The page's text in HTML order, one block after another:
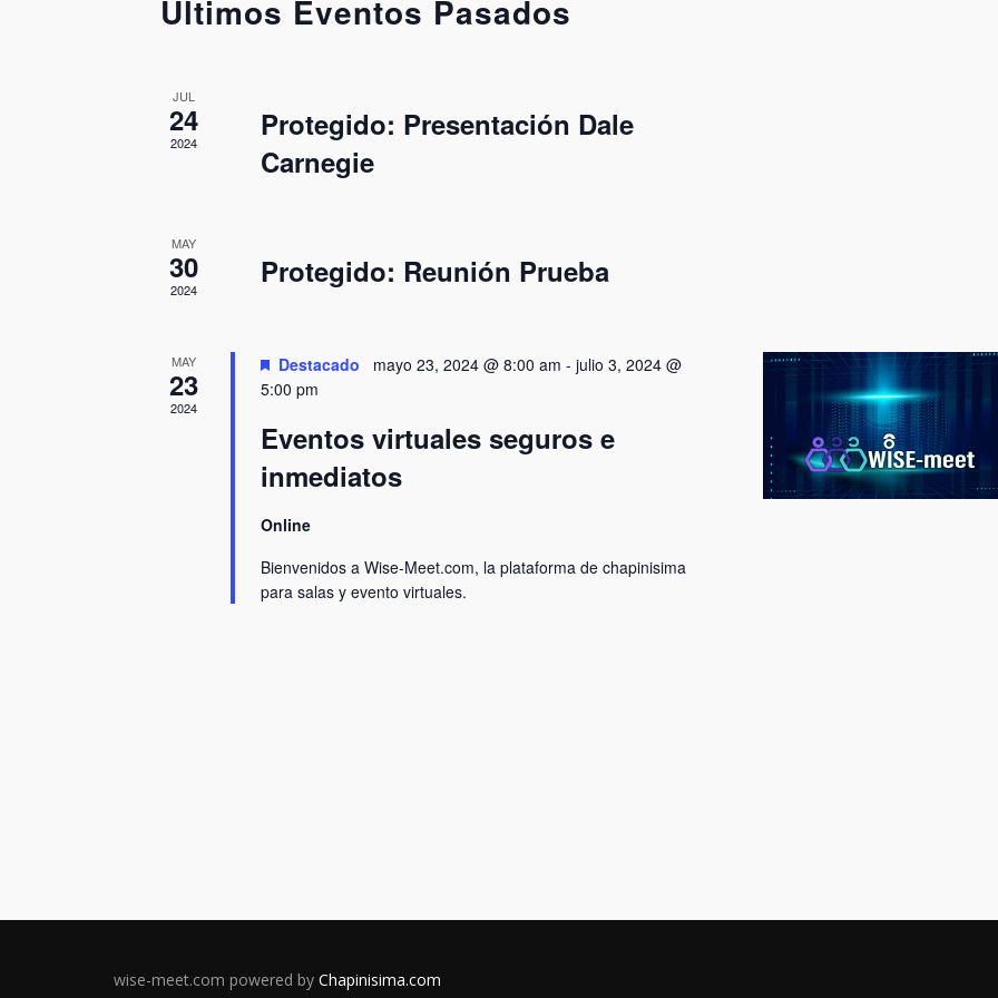
Eventos
clave.
Últimos Eventos Pasados
JUL
24
2024
Protegido: Presentación Dale
Carnegie
MAY
30
2024 Protegido: Reunión Prueba
MAY
23
2024
Destacado mayo 23, 2024 @ 8:00 am -julio 3, 2024 @
5:00 pm
Eventos virtuales seguros e
inmediatos
Online
Bienvenidos a Wise-Meet.com, la plataforma de chapinisima
para salas y evento virtuales.
wise-meet.com powered by Chapinisima.com